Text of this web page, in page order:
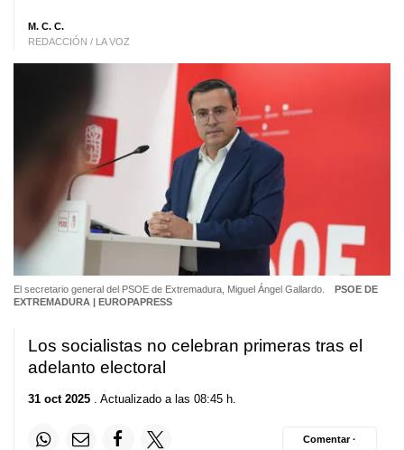
M. C. C.
REDACCIÓN / LA VOZ
El secretario general del PSOE de Extremadura, Miguel Ángel Gallardo.
PSOE DE
EXTREMADURA | EUROPAPRESS
Los socialistas no celebran primeras tras el
adelanto electoral
31 oct 2025 . Actualizado a las 08:45 h.
Comentar ·